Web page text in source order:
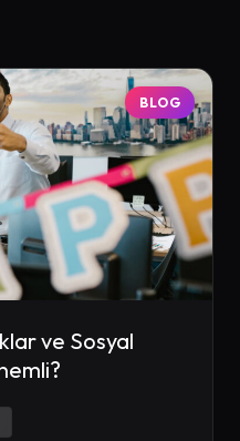
BLOG
ve Sosyal